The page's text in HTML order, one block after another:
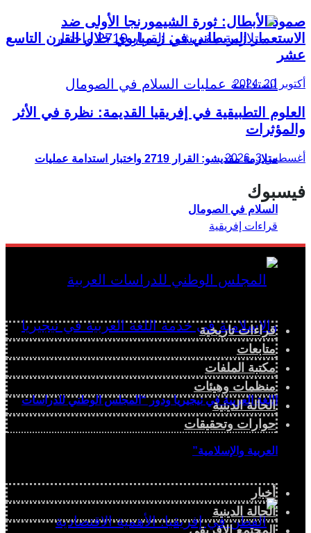
متلازمة مقديشو: القرار 2719 واختبار استدامة عمليات
السلام في الصومال
اللغة العربية في نيجيريا ودور “المجلس الوطني للدراسات
العربية والإسلامية”
صمود الأبطال: ثورة الشيمورنجا الأولى ضد
الاستعمار البريطاني في زيمبابوي خلال القرن التاسع
عشر
أكتوبر 20, 2024
العلوم التطبيقية في إفريقيا القديمة: نظرة في الأثر
والمؤثرات
أغسطس 3, 2026
فيسبوك
قراءات تاريخية
متابعات
مكتبة الملفات
منظمات وهيئات
الحالة الدينية
حوارات وتحقيقات
أخبار
الحالة الدينية